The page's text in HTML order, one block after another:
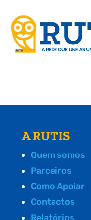
A RUTIS
Quem somos
Parceiros
Como Apoiar
Contactos
Relatórios